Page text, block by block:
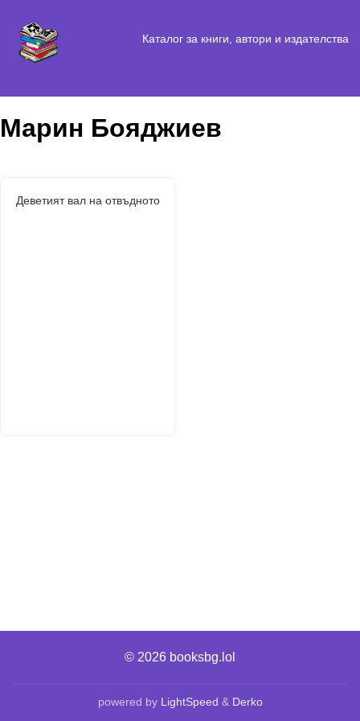
Каталог за книги, автори и издателства
Марин Бояджиев
Деветият вал на отвъдното
© 2026 booksbg.lol
powered by LightSpeed & Derko